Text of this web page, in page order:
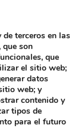
Osseospeed®
terceros en las
que son
que
el sitio web;
datos
web; y
contenido y
tipos de
para el futuro